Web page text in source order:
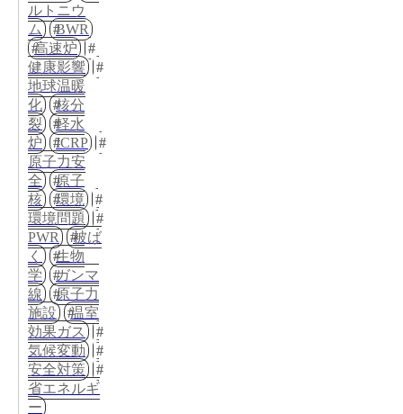
ルトニウ
ム
BWR
高速炉
健康影響
地球温暖
化
核分
裂
軽水
炉
ICRP
原子力安
全
原子
核
環境
環境問題
PWR
被ば
く
生物
学
ガンマ
線
原子力
施設
温室
効果ガス
気候変動
安全対策
省エネルギ
ー